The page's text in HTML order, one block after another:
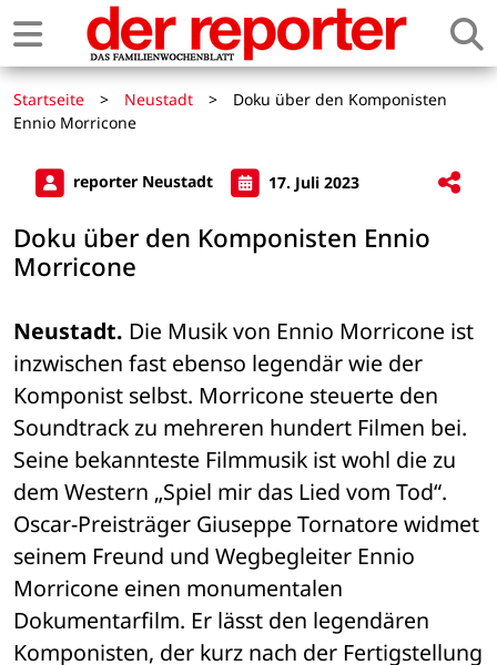
Startseite > Neustadt >
Doku über den Komponisten
Ennio Morricone
reporter Neustadt 17. Juli 2023
Doku über den Komponisten Ennio
Morricone
Neustadt. Die Musik von Ennio Morricone ist
inzwischen fast ebenso legendär wie der
Komponist selbst. Morricone steuerte den
Soundtrack zu mehreren hundert Filmen bei.
Seine bekannteste Filmmusik ist wohl die zu
dem Western „Spiel mir das Lied vom Tod“.
Oscar-Preisträger Giuseppe Tornatore widmet
seinem Freund und Wegbegleiter Ennio
Morricone einen monumentalen
Dokumentarfilm. Er lässt den legendären
Komponisten, der kurz nach der Fertigstellung